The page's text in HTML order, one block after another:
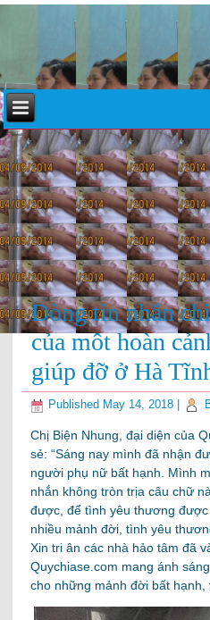
«Quỹ Chia Sẻ giúp đỡ ở Hà
Quỹ Chia Sẻ
Dòng tin nhắn
của môt hoàn
giúp đỡ ở Hà
Published May 14, 2018
Chị Biện Nhung, đại diện của
sẻ: “Sáng nay mình đã nhận
người phụ nữ bất hạnh. Mình
nhắn không tròn trịa câu chữ
được, để tình yêu thương
nhiều mảnh đời, tình yêu
Xin tri ân các nhà hảo tâm đã
Quychiase.com mang ánh
cho những mảnh đời bất hạnh,